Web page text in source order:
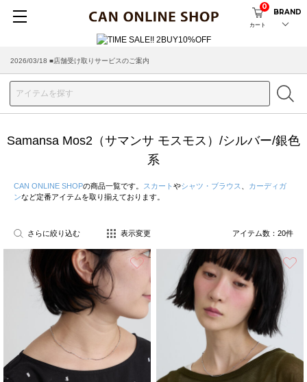
カート
0
BRAND
2026/03/18 ■店舗受け取りサービスのご案内
Samansa Mos2（サマンサ モスモス）/シルバー/銀色
系
CAN ONLINE SHOPの商品一覧です。 スカート やシャツ・ブラウス
カーディガ
ンなど定番アイテムを取り揃えております。
さらに絞り込む 表示変更 アイテム数： 20件
お気に入り